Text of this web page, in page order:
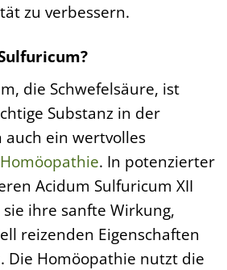
zu verbessern.
die Schwefelsäure, ist
Substanz in der
auch ein wertvolles
Homöopathie. In potenzierter
Acidum Sulfuricum XII
ihre sanfte Wirkung,
reizenden Eigenschaften
Die Homöopathie nutzt die